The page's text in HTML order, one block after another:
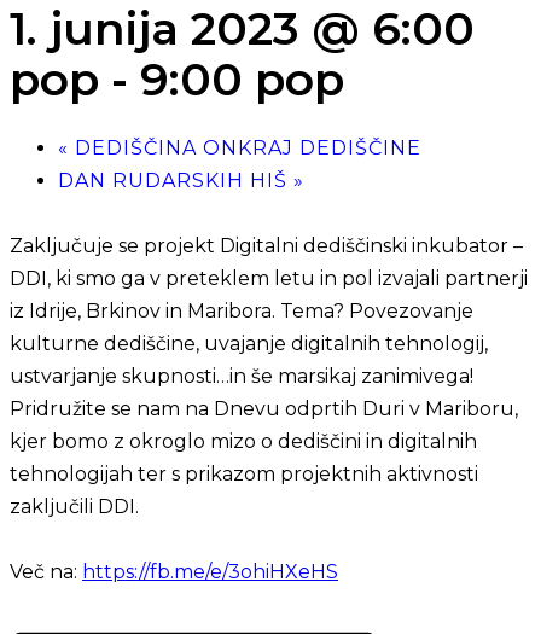
1. junija 2023 @ 6:00
pop - 9:00 pop
« DEDIŠČINA ONKRAJ DEDIŠČINE
DAN RUDARSKIH HIŠ »
Zaključuje se projekt Digitalni dediščinski inkubator –
DDI, ki smo ga v preteklem letu in pol izvajali partnerji
iz Idrije, Brkinov in Maribora. Tema? Povezovanje
kulturne dediščine, uvajanje digitalnih tehnologij,
ustvarjanje skupnosti…in še marsikaj zanimivega!
Pridružite se nam na Dnevu odprtih Duri v Mariboru,
kjer bomo z okroglo mizo o dediščini in digitalnih
tehnologijah ter s prikazom projektnih aktivnosti
zaključili DDI.
Več na: https://fb.me/e/3ohiHXeHS